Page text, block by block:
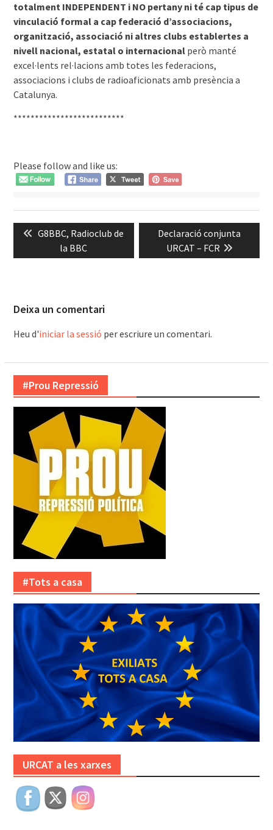
totalment INDEPENDENT i NO pertany ni té cap tipus de
vinculació formal a cap federació d’associacions,
organització, associació ni altres clubs establertes a
nivell nacional, estatal o internacional però manté
excel·lents rel·lacions amb totes les federacions,
associacions i clubs de radioaficionats amb presència a
Catalunya.
**************************
Please follow and like us:
d'entrades
Previous
G8BBC, Radioclub de
la BBC
Next
post:
Declaració conjunta
URCAT – FCR
Deixa un comentari
Heu d'iniciar la sessió per escriure un comentari.
#Prou Repressió
#Tots a casa
URCAT a les xarxes